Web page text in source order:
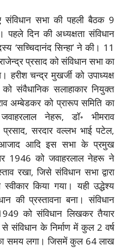
संविधान सभा की पहली बैठक 9
पहले दिन की अध्यक्षता संविधान
‘सच्चिदानंद सिन्हा’ ने की। 11
प्रसाद को संविधान सभा का
हरीश चन्द्र मुखर्जी को उपाध्यक्ष
को संवैधानिक सलाहाकार नियुक्त
अम्बेडकर को प्रारूप समिति का
नेहरू, डॉ॰ भीमराव
प्रसाद, सरदार वल्लभ भाई पटेल,
आजाद आदि इस सभा के प्रमुख
1946 को जवाहरलाल नेहरू ने
रखा, जिसे संविधान सभा द्वारा
किया गया। यही उद्धेश्य
की प्रस्तावना बना। संविधान
को संविधान लिखकर तैयार
संविधान के निर्माण में कुल 2 वर्ष
समय लगा। जिसमें कुल 64 लाख